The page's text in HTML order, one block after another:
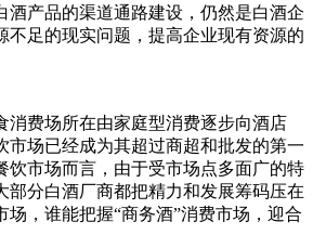
产品的渠道通路建设，仍然是白酒企
足的现实问题，提高企业现有资源的
费场所在由家庭型消费逐步向酒店
场已经成为其超过商超和批发的第一
饮市场而言，由于受市场点多面广的特
分白酒厂商都把精力和发展筹码压在
，谁能把握“商务酒”消费市场，迎合